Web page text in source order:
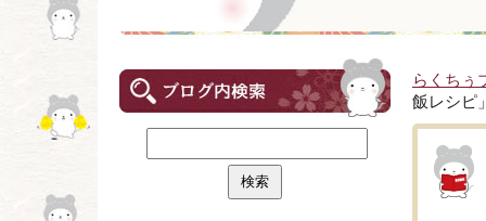
らくちぅ
飯レシピ